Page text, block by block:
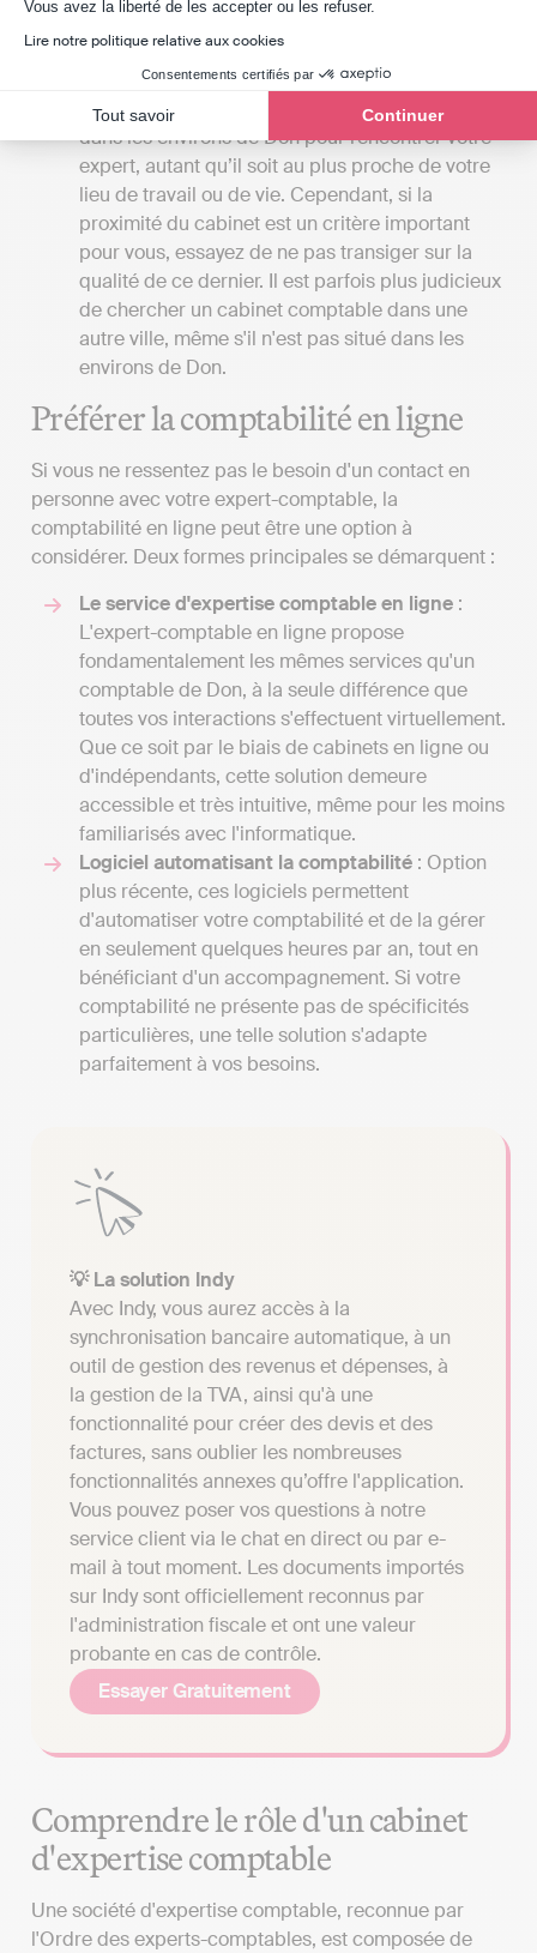
Vous avez la liberté de les accepter ou les refuser.
Lire notre politique relative aux cookies
Consentements certifiés par
Tout savoir Continuer
compte de son client.
La proximité du cabinet: Si vous souhaitez vous
rendre dans un cabinet d’expertise comptable
dans les environs de Don pour rencontrer votre
expert, autant qu’il soit au plus proche de votre
lieu de travail ou de vie. Cependant, si la
proximité du cabinet est un critère important
pour vous, essayez de ne pas transiger sur la
qualité de ce dernier. Il est parfois plus judicieux
de chercher un cabinet comptable dans une
autre ville, même s'il n'est pas situé dans les
environs de Don.
Préférer la comptabilité en ligne
Si vous ne ressentez pas le besoin d'un contact en
personne avec votre expert-comptable, la
comptabilité en ligne peut être une option à
considérer. Deux formes principales se démarquent :
Le service d'expertise comptable en ligne :
L'expert-comptable en ligne propose
fondamentalement les mêmes services qu'un
comptable de Don, à la seule différence que
toutes vos interactions s'effectuent virtuellement.
Que ce soit par le biais de cabinets en ligne ou
d'indépendants, cette solution demeure
accessible et très intuitive, même pour les moins
familiarisés avec l'informatique.
Logiciel automatisant la comptabilité : Option
plus récente, ces logiciels permettent
d'automatiser votre comptabilité et de la gérer
en seulement quelques heures par an, tout en
bénéficiant d'un accompagnement. Si votre
comptabilité ne présente pas de spécificités
particulières, une telle solution s'adapte
parfaitement à vos besoins.
💡 La solution Indy
Avec Indy, vous aurez accès à la
synchronisation bancaire automatique, à un
outil de gestion des revenus et dépenses, à
la gestion de la TVA, ainsi qu'à une
fonctionnalité pour créer des devis et des
factures, sans oublier les nombreuses
fonctionnalités annexes qu’offre l'application.
Vous pouvez poser vos questions à notre
service client via le chat en direct ou par e-
mail à tout moment. Les documents importés
sur Indy sont officiellement reconnus par
l'administration fiscale et ont une valeur
probante en cas de contrôle.
Essayer Gratuitement
Comprendre le rôle d'un cabinet
d'expertise comptable
Une société d'expertise comptable, reconnue par
l'Ordre des experts-comptables, est composée de